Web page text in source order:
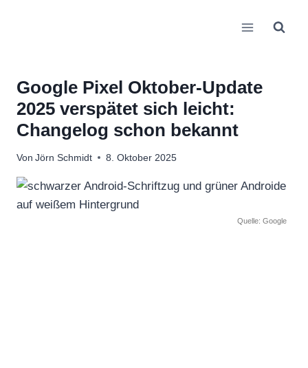
Google Pixel Oktober-Update
2025 verspätet sich leicht:
Changelog schon bekannt
Von Jörn Schmidt 8. Oktober 2025
Quelle: Google